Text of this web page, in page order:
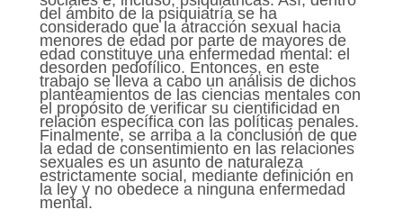
del ámbito de la psiquiatría se ha
considerado que la atracción sexual hacia
menores de edad por parte de mayores de
edad constituye una enfermedad mental: el
desorden pedofílico. Entonces, en este
trabajo se lleva a cabo un análisis de dichos
planteamientos de las ciencias mentales con
el propósito de verificar su cientificidad en
relación específica con las políticas penales.
Finalmente, se arriba a la conclusión de que
la edad de consentimiento en las relaciones
sexuales es un asunto de naturaleza
estrictamente social, mediante definición en
la ley y no obedece a ninguna enfermedad
mental.